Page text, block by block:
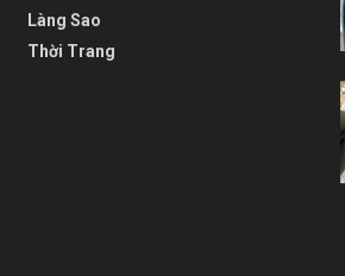
Làng Sao
Thời Trang